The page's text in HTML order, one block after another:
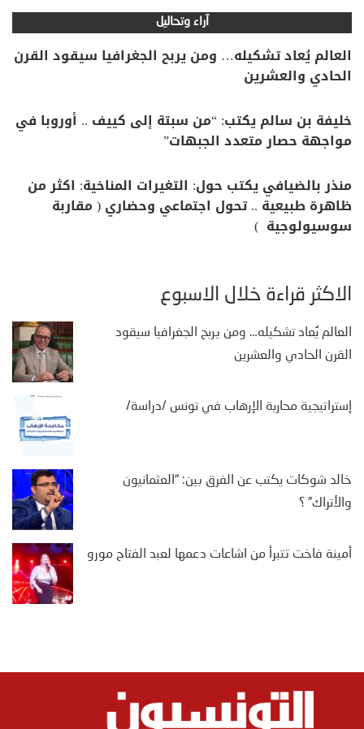
آراء وتحاليل
العالم يُعاد تشكيله… ومن يربح الجغرافيا سيقود القرن
الحادي والعشرين
خليفة بن سالم يكتب: “من سبتة إلى كييف .. أوروبا في
مواجهة حصار متعدد الجبهات”
منذر بالضيافي يكتب حول: التغيرات المناخية: اكثر من
ظاهرة طبيعية .. تحول اجتماعي وحضاري ( مقاربة
سوسيولوجية )
الأكثر قراءة خلال الأسبوع
العالم يُعاد تشكيله… ومن يربح الجغرافيا سيقود
القرن الحادي والعشرين
إستراتيجية محاربة الإرهاب في تونس /دراسة/
خالد شوكات يكتب عن الفرق بين: “العثمانيون
والأتراك” ؟
أمينة فاخت تتبرأ من اشاعات دعمها لعبد الفتاح مورو